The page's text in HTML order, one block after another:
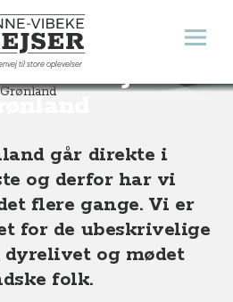
Vibeke Rejser
til store oplevelser
Åbn
til din rejse til
går direkte i
og derfor har vi
flere gange. Vi er
for de ubeskrivelige
og mødet
folk.